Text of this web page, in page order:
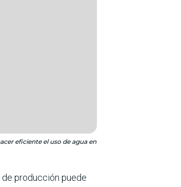
eficiente el uso de agua en
producción puede